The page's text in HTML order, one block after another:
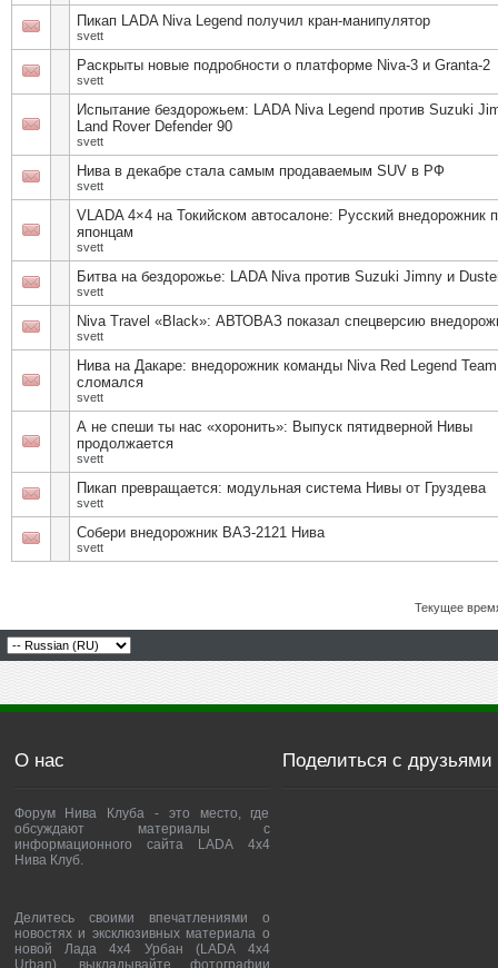
Пикап LADA Niva Legend получил кран-манипулятор
svett
Раскрыты новые подробности о платформе Niva-3 и Granta-2
svett
Испытание бездорожьем: LADA Niva Legend против Suzuki
Land Rover Defender 90
svett
Нива в декабре стала самым продаваемым SUV в РФ
svett
VLADA 4×4 на Токийском автосалоне: Русский внедорожник
японцам
svett
Битва на бездорожье: LADA Niva против Suzuki Jimny и
svett
Niva Travel «Black»: АВТОВАЗ показал спецверсию
svett
Нива на Дакаре: внедорожник команды Niva Red Legend Team
сломался
svett
А не спеши ты нас «хоронить»: Выпуск пятидверной Нивы
продолжается
svett
Пикап превращается: модульная система Нивы от Груздева
svett
Собери внедорожник ВАЗ-2121 Нива
svett
Текущее
О нас
Форум Нива Клуба - это место, где
обсуждают материалы с
информационного сайта LADA 4x4
Нива Клуб.
Делитесь своими впечатлениями о
новостях и эксклюзивных материала о
новой Лада 4х4 Урбан (LADA 4x4
Urban), выкладывайте фотографии
Поделиться с друзьями